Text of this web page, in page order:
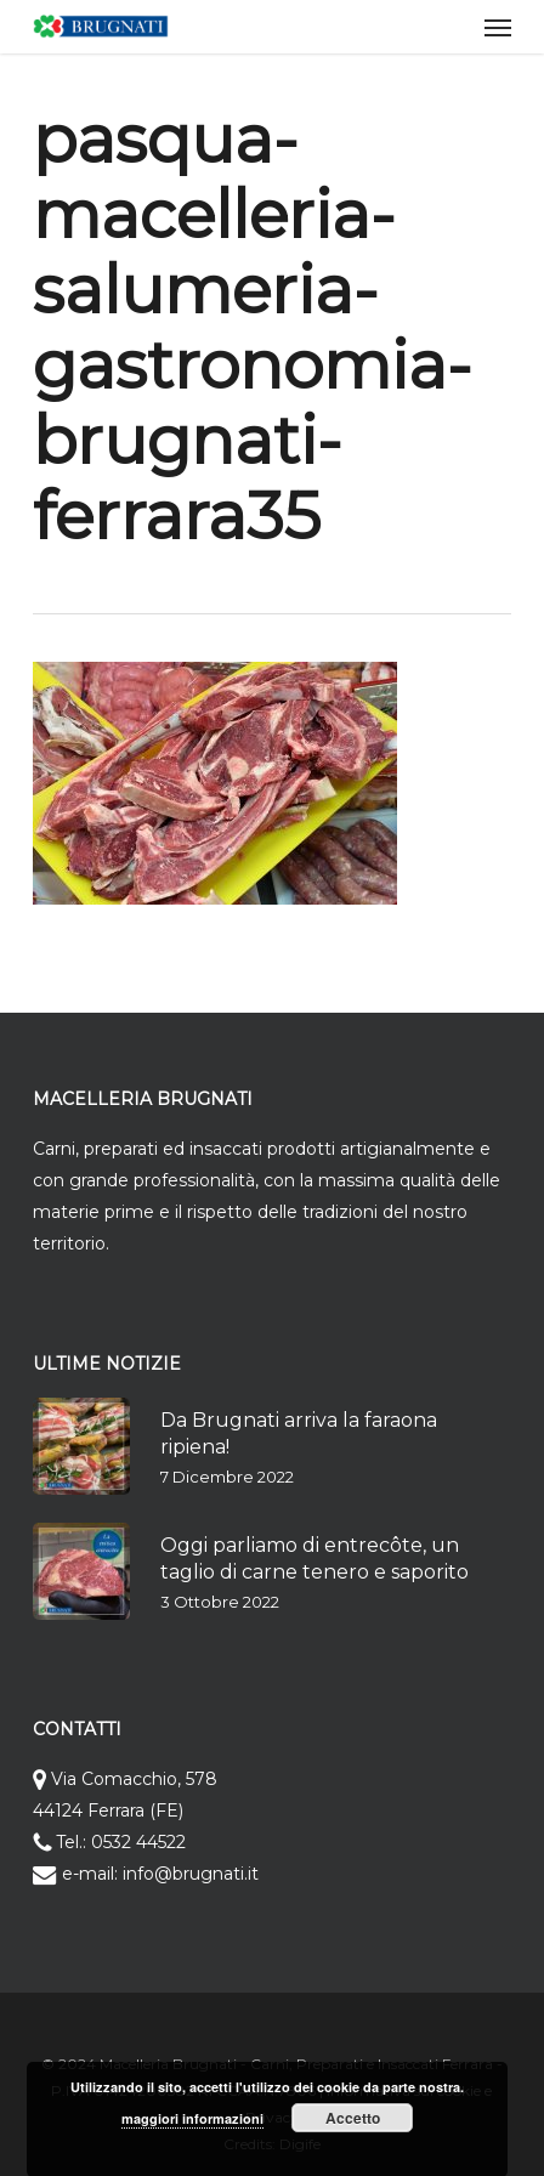
pasqua-
macelleria-
salumeria-
gastronomia-
brugnati-
ferrara35
MACELLERIA BRUGNATI
Carni, preparati ed insaccati prodotti artigianalmente e
con grande professionalità, con la massima qualità delle
materie prime e il rispetto delle tradizioni del nostro
territorio.
ULTIME NOTIZIE
Da Brugnati arriva la faraona
ripiena!
7 Dicembre 2022
Oggi parliamo di entrecôte, un
taglio di carne tenero e saporito
3 Ottobre 2022
CONTATTI
Via Comacchio, 578
44124 Ferrara (FE)
Tel.: 0532 44522
e-mail: info@brugnati.it
© 2024 Macelleria Brugnati - Carni, Preparati e Insaccati Ferrara -
P.IVA 01424200382 RI CCAA.N.7806 |Informativa sui cookie e
Privacy
Credits:
Digife
Utilizzando il sito, accetti l'utilizzo dei cookie da parte nostra.
maggiori informazioni
Accetto